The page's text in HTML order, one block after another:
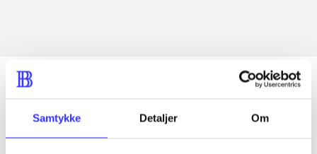
Samtykke Detaljer Om
Artikler